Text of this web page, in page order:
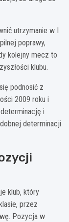
utrzymanie w I
poprawy,
kolejny mecz to
klubu.
podnosić z
2009 roku i
i
determinacji
klub, który
przez
Pozycja w